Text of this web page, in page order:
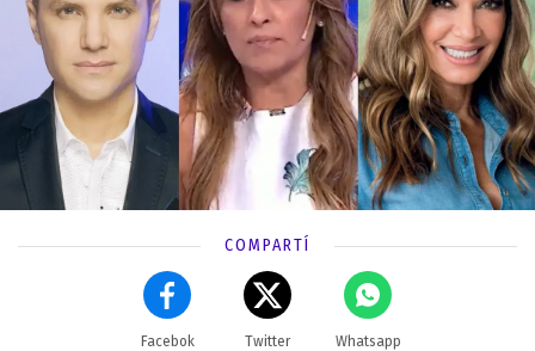
COMPARTÍ
Facebok Twitter Whatsapp